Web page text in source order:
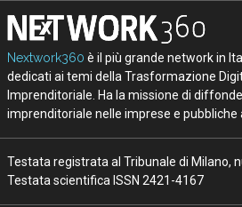
Nextwork360 è il più grande network in
dedicati ai temi della Trasformazione
Imprenditoriale. Ha la missione di
imprenditoriale nelle imprese e
Testata registrata al Tribunale di Milano,
Testata scientifica ISSN 2421-4167